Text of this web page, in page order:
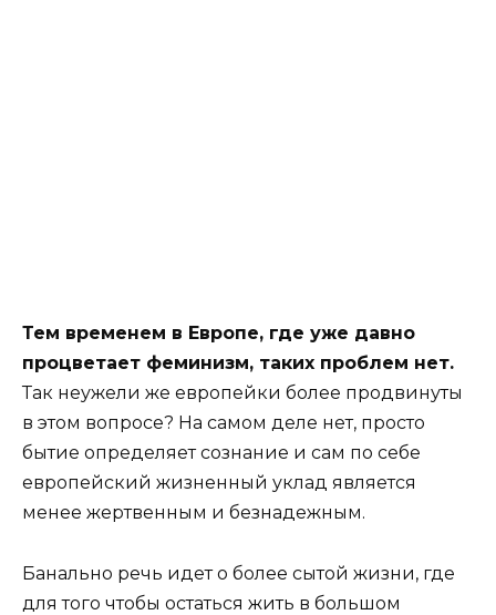
Тем временем в Европе, где уже давно
процветает феминизм, таких проблем нет.
Так неужели же европейки более продвинуты
в этом вопросе? На самом деле нет, просто
бытие определяет сознание и сам по себе
европейский жизненный уклад является
менее жертвенным и безнадежным.
Банально речь идет о более сытой жизни, где
для того чтобы остаться жить в большом